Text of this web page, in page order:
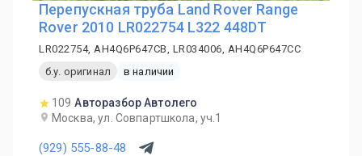
Перепускная труба Land Rover Range
Rover 2010 LR022754 L322 448DT
LR022754, AH4Q6P647CB, LR034006, AH4Q6P647CC
б.у. оригинал
в наличии
109 Авторазбор Автолего
Москва, ул. Совпартшкола, уч.1
(929) 555-88-48